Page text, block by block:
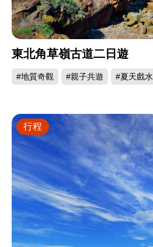
東北角草嶺古道二日遊
#地質奇觀 #親子共遊 #夏天戲水
行程